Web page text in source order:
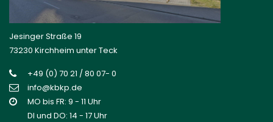
Jesinger Straße 19
73230 Kirchheim unter Teck
+49 (0) 70 21 / 80 07- 0
info@kbkp.de
MO bis FR: 9 - 11 Uhr
DI und DO: 14 - 17 Uhr